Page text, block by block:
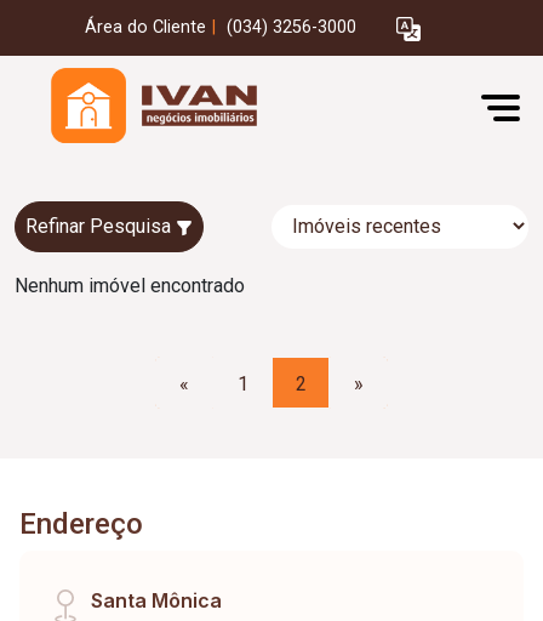
Área do Cliente (034) 3256-3000
Refinar Pesquisa
Nenhum imóvel encontrado
« 1 2 »
Endereço
Santa Mônica